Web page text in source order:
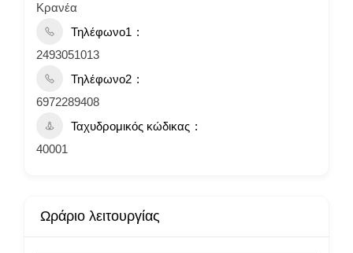
Κρανέα
Τηλέφωνο1
2493051013
Τηλέφωνο2
6972289408
Ταχυδρομικός κώδικας
40001
Ωράριο λειτουργίας